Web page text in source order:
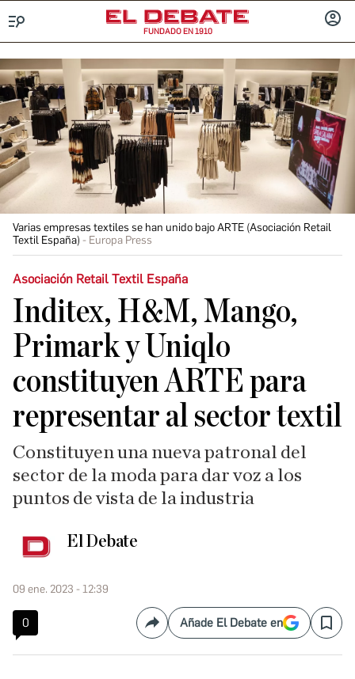
FUNDADO EN 1910
Varias empresas textiles se han unido bajo ARTE (Asociación Retail
Textil España)
Europa Press
Asociación Retail Textil España
Inditex, H&M, Mango,
Primark y Uniqlo
constituyen ARTE para
representar al sector textil
Constituyen una nueva patronal del
sector de la moda para dar voz a los
puntos de vista de la industria
El Debate
09 ene. 2023 - 12:39
0 CompartirAñade El Debate en Save